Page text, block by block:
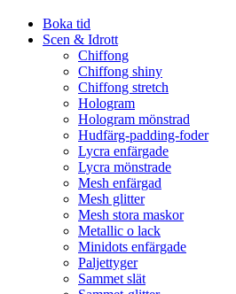
Boka tid
Scen & Idrott
Chiffong
Chiffong shiny
Chiffong stretch
Hologram
Hologram mönstrad
Hudfärg-padding-foder
Lycra enfärgade
Lycra mönstrade
Mesh enfärgad
Mesh glitter
Mesh stora maskor
Metallic o lack
Minidots enfärgade
Paljettyger
Sammet slät